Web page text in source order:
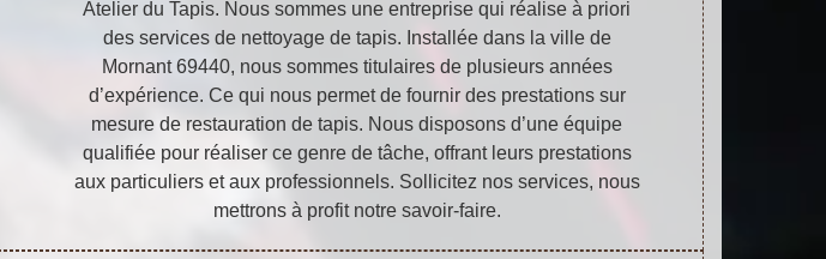
Atelier du Tapis. Nous sommes une entreprise qui réalise à priori
des services de nettoyage de tapis. Installée dans la ville de
Mornant 69440, nous sommes titulaires de plusieurs années
d’expérience. Ce qui nous permet de fournir des prestations sur
mesure de restauration de tapis. Nous disposons d’une équipe
qualifiée pour réaliser ce genre de tâche, offrant leurs prestations
aux particuliers et aux professionnels. Sollicitez nos services, nous
mettrons à profit notre savoir-faire.